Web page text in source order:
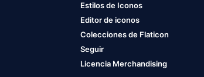
Estilos de Iconos
Editor de iconos
Colecciones de Flaticon
Seguir
Licencia Merchandising